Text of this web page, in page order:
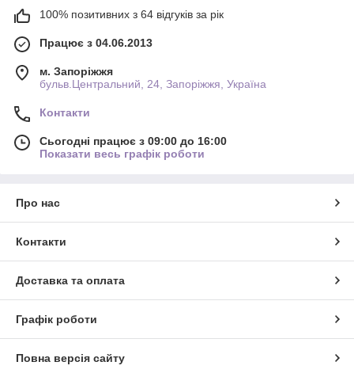
100% позитивних з 64 відгуків за рік
Працює з 04.06.2013
м. Запоріжжя
бульв.Центральний, 24, Запоріжжя, Україна
Контакти
Сьогодні працює з 09:00 до 16:00
Показати весь графік роботи
Про нас
Контакти
Доставка та оплата
Графік роботи
Повна версія сайту